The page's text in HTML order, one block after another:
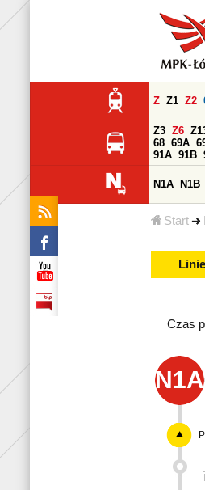
Start
Z Z1 Z2
Z3 Z6
68 69A
91A 91B
N1A N1B
Linie
Czas
N1A